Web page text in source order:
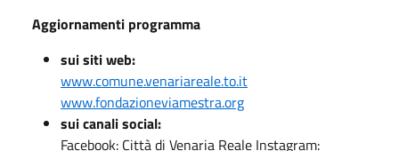
Aggiornamenti programma
sui siti web:
www.comune.venariareale.to.it
www.fondazioneviamestra.org
sui canali social:
Facebook: Città di Venaria Reale Instagram: